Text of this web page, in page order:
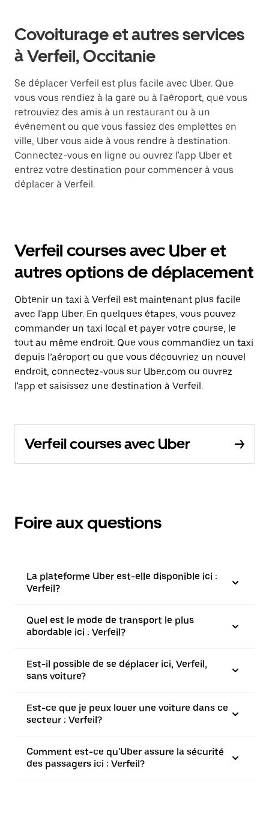
Covoiturage et autres services
à Verfeil, Occitanie
Se déplacer Verfeil est plus facile avec Uber. Que
vous vous rendiez à la gare ou à l'aéroport, que vous
retrouviez des amis à un restaurant ou à un
événement ou que vous fassiez des emplettes en
ville, Uber vous aide à vous rendre à destination.
Connectez-vous en ligne ou ouvrez l'app Uber et
entrez votre destination pour commencer à vous
déplacer à Verfeil.
Verfeil courses avec Uber et
autres options de déplacement
Obtenir un taxi à Verfeil est maintenant plus facile
avec l'app Uber. En quelques étapes, vous pouvez
commander un taxi local et payer votre course, le
tout au même endroit. Que vous commandiez un taxi
depuis l’aéroport ou que vous découvriez un nouvel
endroit, connectez-vous sur Uber.com ou ouvrez
l'app et saisissez une destination à Verfeil.
Verfeil courses avec Uber
Foire aux questions
La plateforme Uber est-elle disponible ici :
Verfeil?
Quel est le mode de transport le plus
abordable ici : Verfeil?
Est-il possible de se déplacer ici, Verfeil,
sans voiture?
Est-ce que je peux louer une voiture dans ce
secteur : Verfeil?
Comment est-ce qu'Uber assure la sécurité
des passagers ici : Verfeil?